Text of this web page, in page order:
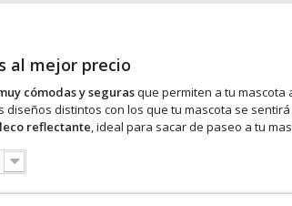
al mejor precio
cómodas y segurasque permiten a tu mascota
distintos con los que tu mascota se
reflectante, ideal para sacar de paseo a tu